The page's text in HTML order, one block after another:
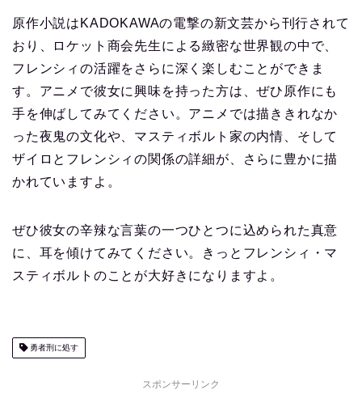
原作小説はKADOKAWAの電撃の新文芸から刊行されて
おり、ロケット商会先生による緻密な世界観の中で、
フレンシィの活躍をさらに深く楽しむことができま
す。アニメで彼女に興味を持った方は、ぜひ原作にも
手を伸ばしてみてください。アニメでは描ききれなか
った夜鬼の文化や、マスティボルト家の内情、そして
ザイロとフレンシィの関係の詳細が、さらに豊かに描
かれていますよ。
ぜひ彼女の辛辣な言葉の一つひとつに込められた真意
に、耳を傾けてみてください。きっとフレンシィ・マ
スティボルトのことが大好きになりますよ。
勇者刑に処す
スポンサーリンク